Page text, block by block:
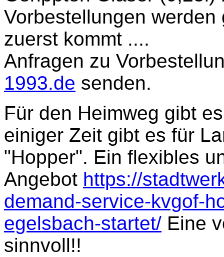
Vorbestellungen
zuerst kommt ....
Anfragen zu
1993.de senden.
Für den Heimweg gibt
einiger Zeit gibt es für
"Hopper". Ein flexibles
Angebot https://
demand-service-kvgof-
egelsbach-startet/ Eine
sinnvoll!!